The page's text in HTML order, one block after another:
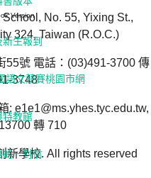
No. 55, Yixing St.,
324, Taiwan (R.O.C.)
55號 電話：(03)491-3700 傳
3748
: e1e1@ms.yhes.tyc.edu.tw,
轉 710
新學校. All rights reserved
Version
生報到
語文競賽桃園市網
教館
一封信